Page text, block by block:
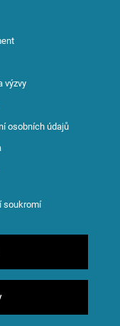
výzvy
osobních údajů
soukromí